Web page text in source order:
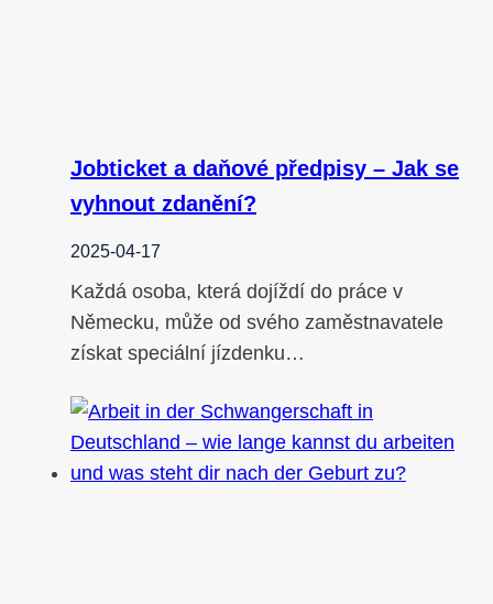
Jobticket a daňové předpisy – Jak se
vyhnout zdanění?
2025-04-17
Každá osoba, která dojíždí do práce v
Německu, může od svého zaměstnavatele
získat speciální jízdenku…